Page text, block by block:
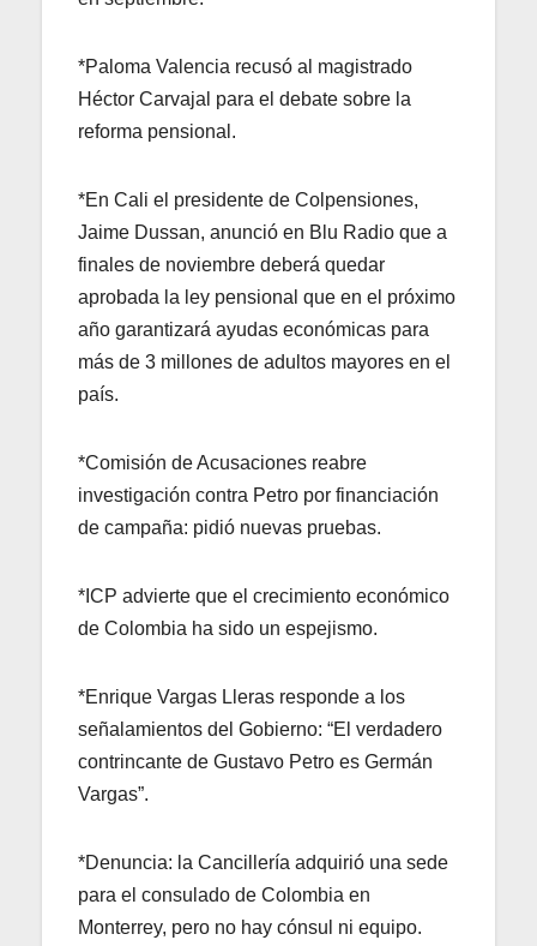
*Paloma Valencia recusó al magistrado
Héctor Carvajal para el debate sobre la
reforma pensional.
*En Cali el presidente de Colpensiones,
Jaime Dussan, anunció en Blu Radio que a
finales de noviembre deberá quedar
aprobada la ley pensional que en el próximo
año garantizará ayudas económicas para
más de 3 millones de adultos mayores en el
país.
*Comisión de Acusaciones reabre
investigación contra Petro por financiación
de campaña: pidió nuevas pruebas.
*ICP advierte que el crecimiento económico
de Colombia ha sido un espejismo.
*Enrique Vargas Lleras responde a los
señalamientos del Gobierno: “El verdadero
contrincante de Gustavo Petro es Germán
Vargas”.
*Denuncia: la Cancillería adquirió una sede
para el consulado de Colombia en
Monterrey, pero no hay cónsul ni equipo.